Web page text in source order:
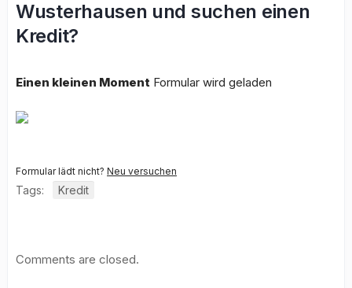
Wusterhausen und suchen einen
Kredit?
Einen kleinen Moment Formular wird geladen
Formular lädt nicht? Neu versuchen
Tags: Kredit
Comments are closed.